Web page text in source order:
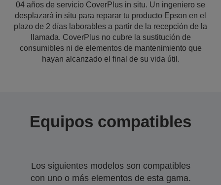
04 años de servicio CoverPlus in situ. Un ingeniero se
desplazará in situ para reparar tu producto Epson en el
plazo de 2 días laborables a partir de la recepción de la
llamada. CoverPlus no cubre la sustitución de
consumibles ni de elementos de mantenimiento que
hayan alcanzado el final de su vida útil.
Equipos compatibles
Los siguientes modelos son compatibles
con uno o más elementos de esta gama.